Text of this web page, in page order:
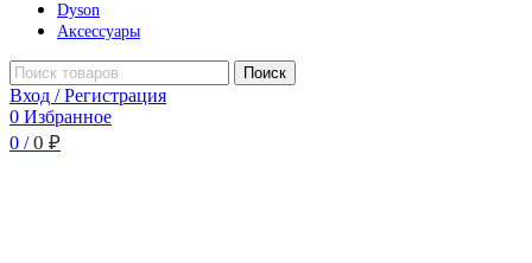
Dyson
Аксессуары
Поиск
Вход / Регистрация
0 Избранное
0 / 0 ₽